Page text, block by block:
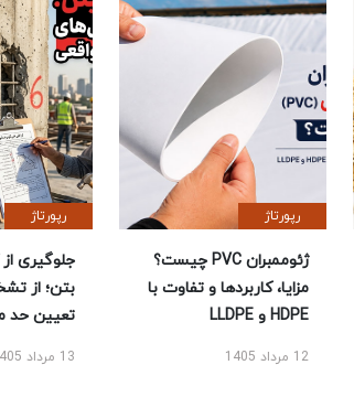
رپورتاژ
ژئوممبران PVC چیست؟
مزایا، کاربردها و تفاوت با
HDPE و LLDPE
12 مرداد 1405
رپورتاژ
جلوگیری
بتن؛ از
تعیین حد
13 مرداد 1405